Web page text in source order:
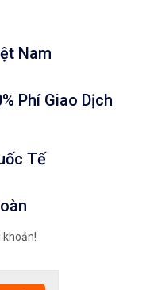
Nam
Phí Giao Dịch
Tế
khoản!